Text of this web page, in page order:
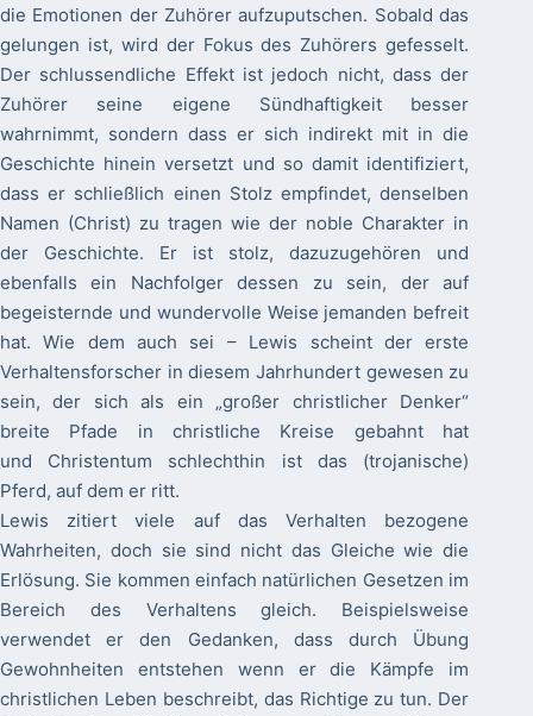
die Emotionen der Zuhörer aufzuputschen. Sobald das
gelungen ist, wird der Fokus des Zuhörers gefesselt.
Der schlussendliche Effekt ist jedoch nicht, dass der
Zuhörer seine eigene Sündhaftigkeit besser
wahrnimmt, sondern dass er sich indirekt mit in die
Geschichte hinein versetzt und so damit identifiziert,
dass er schließlich einen Stolz empfindet, denselben
Namen (Christ) zu tragen wie der noble Charakter in
der Geschichte. Er ist stolz, dazuzugehören und
ebenfalls ein Nachfolger dessen zu sein, der auf
begeisternde und wundervolle Weise jemanden befreit
hat. Wie dem auch sei – Lewis scheint der erste
Verhaltensforscher in diesem Jahrhundert gewesen zu
sein, der sich als ein „großer christlicher Denker“
breite Pfade in christliche Kreise gebahnt hat
und Christentum schlechthin ist das (trojanische)
Pferd, auf dem er ritt.
Lewis zitiert viele auf das Verhalten bezogene
Wahrheiten, doch sie sind nicht das Gleiche wie die
Erlösung. Sie kommen einfach natürlichen Gesetzen im
Bereich des Verhaltens gleich. Beispielsweise
verwendet er den Gedanken, dass durch Übung
Gewohnheiten entstehen wenn er die Kämpfe im
christlichen Leben beschreibt, das Richtige zu tun. Der